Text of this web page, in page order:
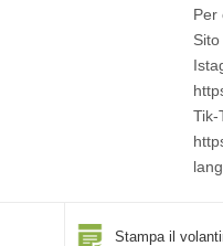
Per
Tik-
Stampa il